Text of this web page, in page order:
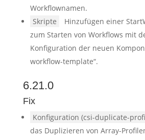
Workflownamen.
Skripte
Hinzufügen einer
zum Starten von Workflows mit
Konfiguration der neuen
workflow-template“.
6.21.0
Fix
Konfiguration (csi-duplicate-
das Duplizieren von Array-